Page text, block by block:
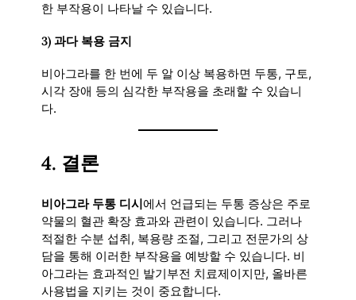
한 부작용이 나타날 수 있습니다.
3) 과다 복용 금지
비아그라를 한 번에 두 알 이상 복용하면 두통, 구토,
시각 장애 등의 심각한 부작용을 초래할 수 있습니
다.
4. 결론
비아그라 두통 디시에서 언급되는 두통 증상은 주로
약물의 혈관 확장 효과와 관련이 있습니다. 그러나
적절한 수분 섭취, 복용량 조절, 그리고 전문가의 상
담을 통해 이러한 부작용을 예방할 수 있습니다. 비
아그라는 효과적인 발기부전 치료제이지만, 올바른
사용법을 지키는 것이 중요합니다.